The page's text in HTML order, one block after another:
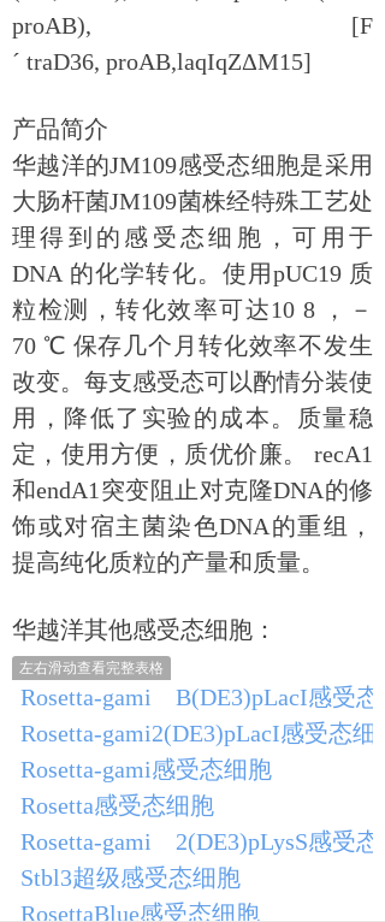
proAB), [F
´ traD36, proAB,laqIqZΔM15]
产品简介
华越洋的JM109感受态细胞是采用
大肠杆菌JM109菌株经特殊工艺处
理得到的感受态细胞，可用于
DNA 的化学转化。使用pUC19 质
粒检测，转化效率可达10 8 ，－
70 ℃ 保存几个月转化效率不发生
改变。每支感受态可以酌情分装使
用，降低了实验的成本。质量稳
定，使用方便，质优价廉。 recA1
和endA1突变阻止对克隆DNA的修
饰或对宿主菌染色DNA的重组，
提高纯化质粒的产量和质量。
华越洋其他感受态细胞：
左右滑动查看完整表格
Rosetta-gami B(DE3)pLacI感受态
Rosetta-gami2(DE3)pLacI感受态细
Rosetta-gami感受态细胞
Rosetta感受态细胞
Rosetta-gami 2(DE3)pLysS感受态
Stbl3超级感受态细胞
RosettaBlue感受态细胞